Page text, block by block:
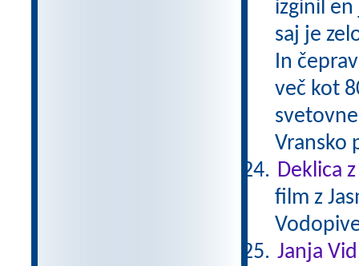
izginil
saj je
In
več kot
Vransko
Deklica
film z
Janja